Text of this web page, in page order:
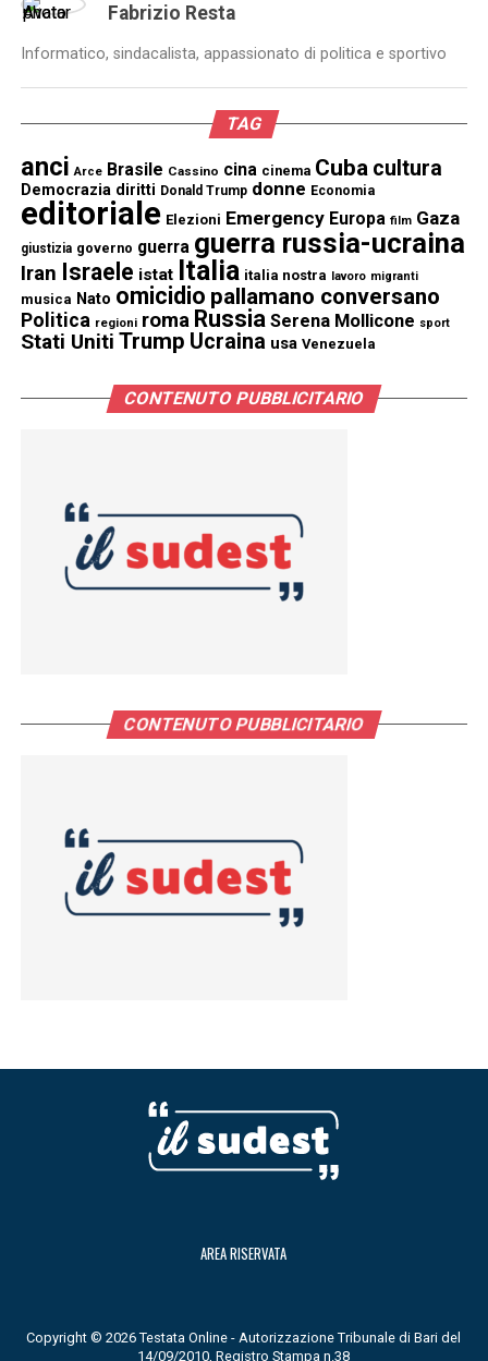
Fabrizio Resta
Informatico, sindacalista, appassionato di politica e sportivo
TAG
anci Arce Brasile Cassino cina cinema Cuba cultura
Democrazia diritti Donald Trump donne Economia
editoriale Elezioni Emergency Europa film Gaza
giustizia governo guerra guerra russia-ucraina
Iran Israele istat Italia italia nostra lavoro migranti
musica Nato omicidio pallamano conversano
Politica regioni roma Russia Serena Mollicone sport
Stati Uniti Trump Ucraina usa Venezuela
CONTENUTO PUBBLICITARIO
CONTENUTO PUBBLICITARIO
AREA RISERVATA
Copyright © 2026 Testata Online - Autorizzazione Tribunale di Bari del
14/09/2010, Registro Stampa n.38